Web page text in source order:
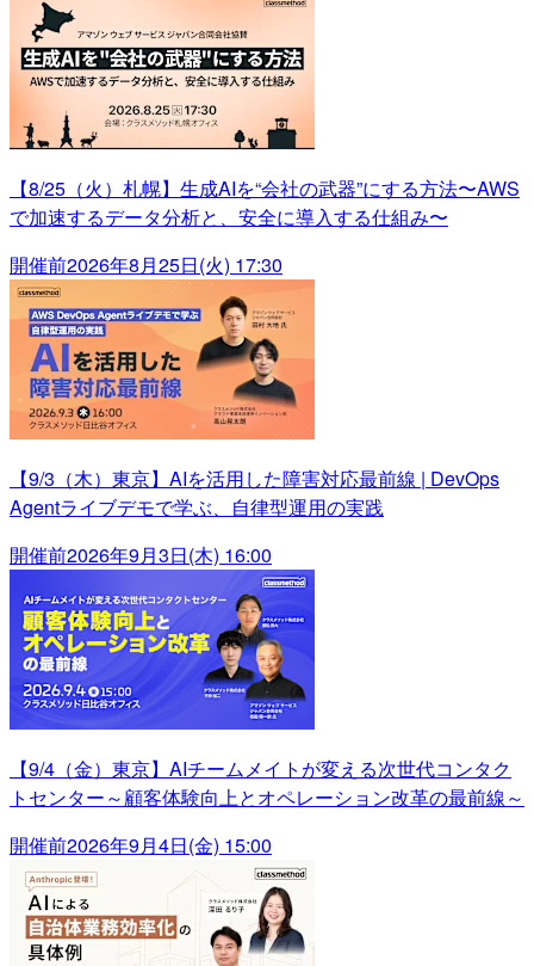
【8/25（火）札幌】生成AIを“会社の武器”にする方法〜AWS
で加速するデータ分析と、安全に導入する仕組み〜
開催前2026年8月25日(火) 17:30
【9/3（木）東京】AIを活用した障害対応最前線 | DevOps
Agentライブデモで学ぶ、自律型運用の実践
開催前2026年9月3日(木) 16:00
【9/4（金）東京】AIチームメイトが変える次世代コンタク
トセンター～顧客体験向上とオペレーション改革の最前線～
開催前2026年9月4日(金) 15:00